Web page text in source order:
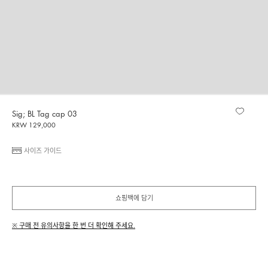
Sig; BL Tag cap 03
KRW 129,000
사이즈 가이드
쇼핑백에 담기
※ 구매 전 유의사항을 한 번 더 확인해 주세요.